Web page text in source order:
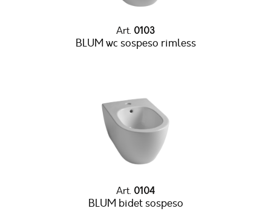
Art. 0103
BLUM wc sospeso rimless
Art. 0104
BLUM bidet sospeso